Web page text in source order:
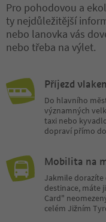
Pro pohodovou a
ty nejdůležitější
nebo lanovka vás
nebo třeba na výlet.
Příjezd
Do hlavního
významných
taxi nebo
dopraví přímo
Mobilita na
Jakmile
destinace, máte
Card"
celém Jižním